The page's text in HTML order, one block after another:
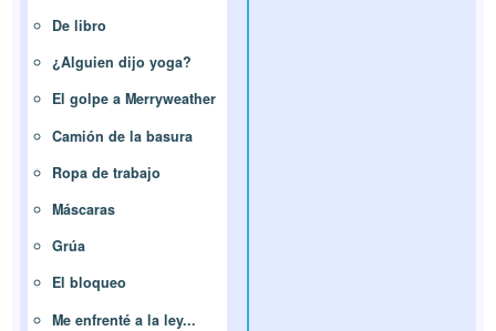
De libro
¿Alguien dijo yoga?
El golpe a Merryweather
Camión de la basura
Ropa de trabajo
Máscaras
Grúa
El bloqueo
Me enfrenté a la ley...